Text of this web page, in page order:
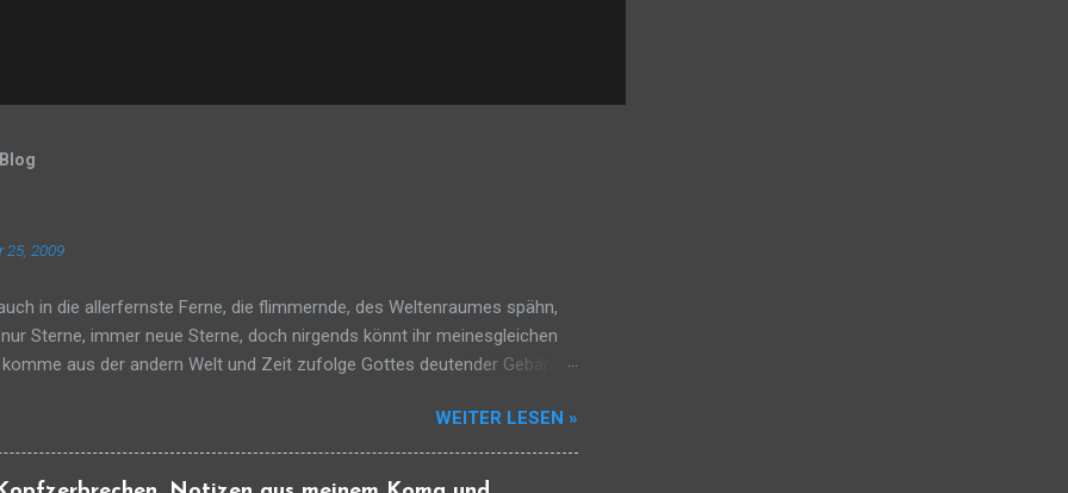
25, 2009
in die allerfernste Ferne, die flimmernde, des Weltenraumes spähn,
Sterne, immer neue Sterne, doch nirgends könnt ihr meinesgleichen
aus der andern Welt und Zeit zufolge Gottes deutender Gebärde
ich selbst, das Licht. Das Licht ist unbegreiflich eins und keins. Ich
im Erdendämmer bricht, der Schein nur, nur der Widerschein des
Zeichen nur in dieser Nacht und Stille. Vielleicht, dass einer, der mich
WEITER LESEN »